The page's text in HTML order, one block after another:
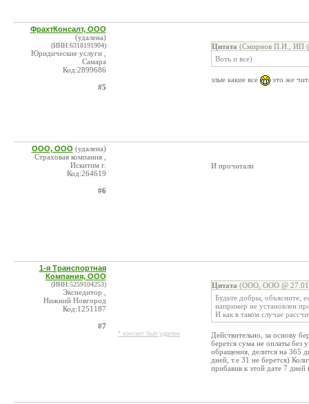
ФрахтКонсалт, ООО
(удалена)
(ИНН:6318191904)
Юридические услуги ,
Самара
Код:2899686
#5
Цитата (Смирнов П.И., ИП
Воть и все)
злые какие все это же
ООО, ООО (удалена)
Страховая компания ,
Искитим г.
Код:264619
#6
И прочитали
1-я Транспортная
Компания, ООО
(ИНН:5259104253)
Экспедитор ,
Нижний Новгород
Код:1251187
#7
* контакт был удален
Цитата (ООО, ООО @
Будьте добры, объясните,
например не установлен
И как в таком случае
Действительно, за основу
берется сума не оплаты без
обращения, делится на 365
дней, т.е 31 не берется)
прибавив к этой дате 7